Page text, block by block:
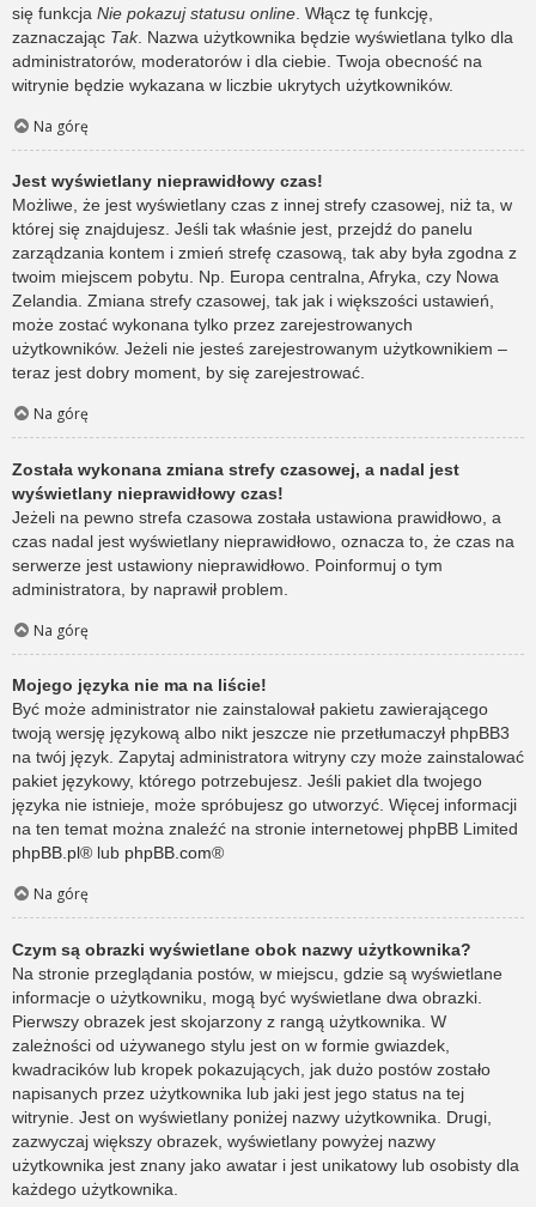
się funkcja Nie pokazuj statusu online . Włącz tę funkcję,
zaznaczając Tak. Nazwa użytkownika będzie wyświetlana tylko dla
administratorów, moderatorów i dla ciebie. Twoja obecność na
witrynie będzie wykazana w liczbie ukrytych użytkowników.
Na górę
Jest wyświetlany nieprawidłowy czas!
Możliwe, że jest wyświetlany czas z innej strefy czasowej, niż ta, w
której się znajdujesz. Jeśli tak właśnie jest, przejdź do panelu
zarządzania kontem i zmień strefę czasową, tak aby była zgodna z
twoim miejscem pobytu. Np. Europa centralna, Afryka, czy Nowa
Zelandia. Zmiana strefy czasowej, tak jak i większości ustawień,
może zostać wykonana tylko przez zarejestrowanych
użytkowników. Jeżeli nie jesteś zarejestrowanym użytkownikiem –
teraz jest dobry moment, by się zarejestrować.
Na górę
Została wykonana zmiana strefy czasowej, a nadal jest
wyświetlany nieprawidłowy czas!
Jeżeli na pewno strefa czasowa została ustawiona prawidłowo, a
czas nadal jest wyświetlany nieprawidłowo, oznacza to, że czas na
serwerze jest ustawiony nieprawidłowo. Poinformuj o tym
administratora, by naprawił problem.
Na górę
Mojego języka nie ma na liście!
Być może administrator nie zainstalował pakietu zawierającego
twoją wersję językową albo nikt jeszcze nie przetłumaczył phpBB3
na twój język. Zapytaj administratora witryny czy może zainstalować
pakiet językowy, którego potrzebujesz. Jeśli pakiet dla twojego
języka nie istnieje, może spróbujesz go utworzyć. Więcej informacji
na ten temat można znaleźć na stronie internetowej phpBB Limited
phpBB.pl® lub phpBB.com®
Na górę
Czym są obrazki wyświetlane obok nazwy użytkownika?
Na stronie przeglądania postów, w miejscu, gdzie są wyświetlane
informacje o użytkowniku, mogą być wyświetlane dwa obrazki.
Pierwszy obrazek jest skojarzony z rangą użytkownika. W
zależności od używanego stylu jest on w formie gwiazdek,
kwadracików lub kropek pokazujących, jak dużo postów zostało
napisanych przez użytkownika lub jaki jest jego status na tej
witrynie. Jest on wyświetlany poniżej nazwy użytkownika. Drugi,
zazwyczaj większy obrazek, wyświetlany powyżej nazwy
użytkownika jest znany jako awatar i jest unikatowy lub osobisty dla
każdego użytkownika.